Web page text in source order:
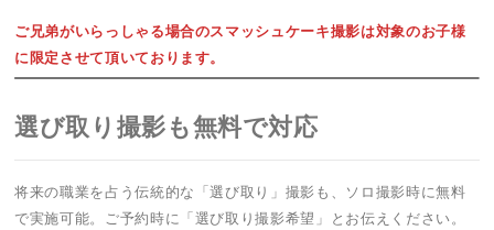
ご兄弟がいらっしゃる場合のスマッシュケーキ撮影は対象のお子様
に限定させて頂いております。
選び取り撮影も無料で対応
将来の職業を占う伝統的な「選び取り」撮影も、ソロ撮影時に無料
で実施可能。ご予約時に「選び取り撮影希望」とお伝えください。